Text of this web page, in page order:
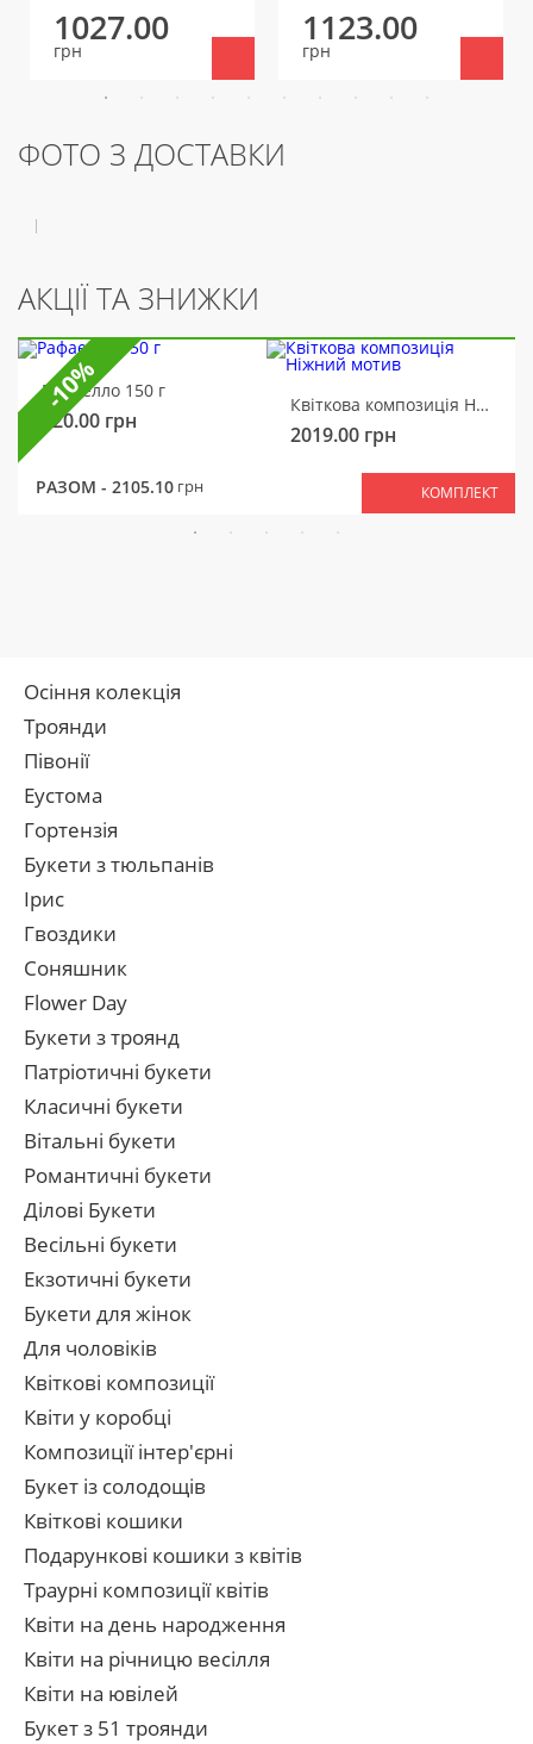
1027.00
грн
1123.00
грн
ФОТО З ДОСТАВКИ
АКЦІЇ ТА ЗНИЖКИ
Рафаелло 150 г
320.00 грн
Квіткова композиція Ніжний мотив
2019.00 грн
РАЗОМ - 2105.10 грн КОМПЛЕКТ
-10%
Осіння колекція
Троянди
Півонії
Еустома
Гортензія
Букети з тюльпанів
Ірис
Гвоздики
Соняшник
Flower Day
Букети з троянд
Патріотичні букети
Класичні букети
Вітальні букети
Романтичні букети
Ділові Букети
Весільні букети
Екзотичні букети
Букети для жінок
Для чоловіків
Квіткові композиції
Квіти у коробці
Композиції інтер'єрні
Букет із солодощів
Квіткові кошики
Подарункові кошики з квітів
Траурні композиції квітів
Квіти на день народження
Квіти на річницю весілля
Квіти на ювілей
Букет з 51 троянди